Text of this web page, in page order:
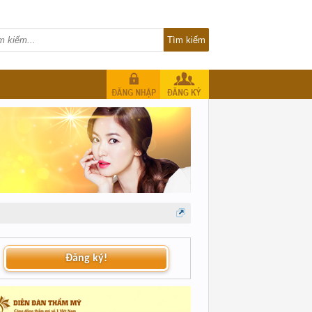
Đăng ký!